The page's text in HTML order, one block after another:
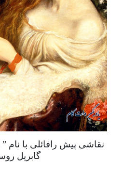
نقاشی پیش رافائلی با نام ”
گابریل